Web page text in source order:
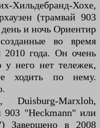
Хохе,
(трамвай 903
и ночь Ориентир
во время
2010 года. Он очень
у него нет тележек,
ходить по нему.
Marxloh,
903 "Heckmann" или
Завершено в 2008